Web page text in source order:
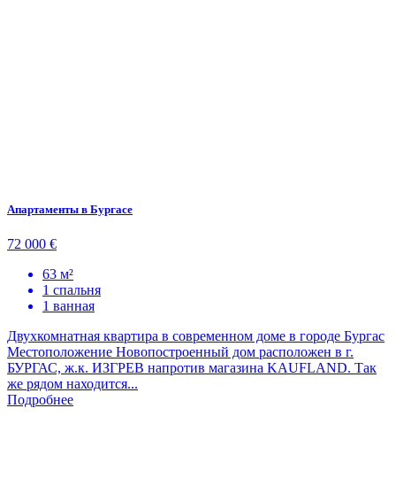
Апартаменты в Бургасе
72 000 €
63 м²
1 спальня
1 ванная
Двухкомнатная квартира в современном доме в городе Бургас
Местоположение Новопостроенный дом расположен в г.
БУРГАС, ж.к. ИЗГРЕВ напротив магазина KAUFLAND. Так
же рядом находится...
Подробнее